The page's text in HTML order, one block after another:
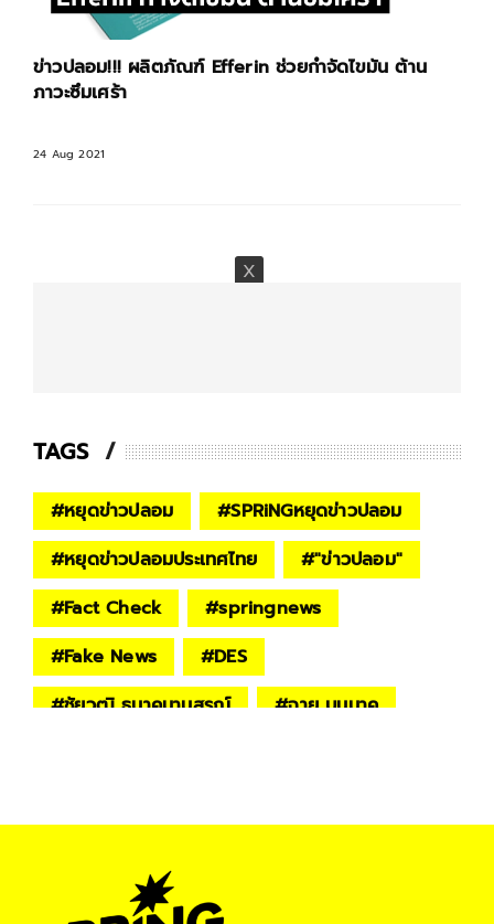
ข่าวปลอม!!! ผลิตภัณฑ์ Efferin ช่วยกำจัดไขมัน ต้าน
ภาวะซึมเศร้า
24 Aug 2021
TAGS
#หยุดข่าวปลอม #SPRiNGหยุดข่าวปลอม
#หยุดข่าวปลอมประเทศไทย #"ข่าวปลอม"
#Fact Check #springnews
#Fake News #DES
#ชัยวุฒิ ธนาคมานุสรณ์ #ฉาย บุนนาค